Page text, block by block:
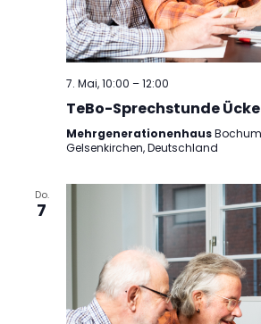
7. Mai, 10:00 –12:00
TeBo-Sprechstunde
Mehrgenerationenhaus
Gelsenkirchen, Deutschland
Do.
7